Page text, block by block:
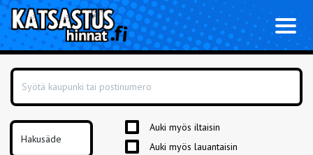
Auki myös iltaisin
Auki myös lauantaisin